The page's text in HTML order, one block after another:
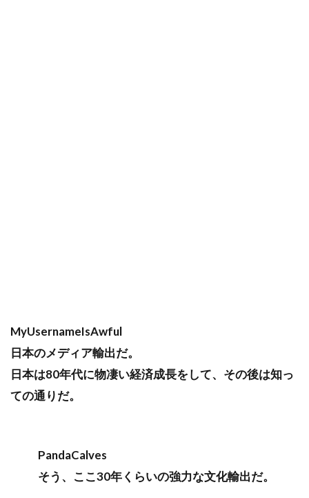
MyUsernameIsAwful
日本のメディア輸出だ。
日本は80年代に物凄い経済成長をして、その後は知っ
ての通りだ。
PandaCalves
そう、ここ30年くらいの強力な文化輸出だ。